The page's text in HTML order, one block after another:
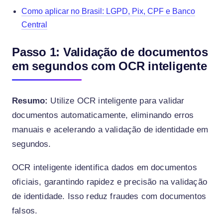
Como aplicar no Brasil: LGPD, Pix, CPF e Banco
Central
Passo 1: Validação de documentos
em segundos com OCR inteligente
Resumo: Utilize OCR inteligente para validar
documentos automaticamente, eliminando erros
manuais e acelerando a validação de identidade em
segundos.
OCR inteligente identifica dados em documentos
oficiais, garantindo rapidez e precisão na validação
de identidade. Isso reduz fraudes com documentos
falsos.